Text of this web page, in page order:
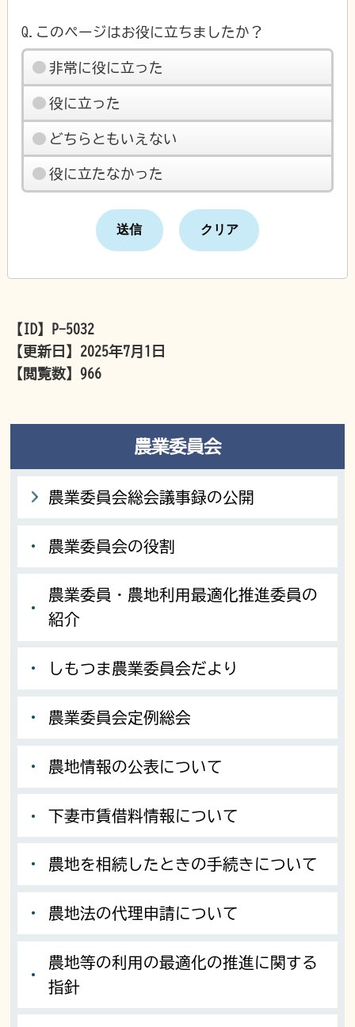
Q.このページはお役に立ちましたか？
非常に役に立った
役に立った
どちらともいえない
役に立たなかった
【ID】
P-5032
【更新日】 2025年7月1日
【閲覧数】966
農業委員会
農業委員会総会議事録の公開
農業委員会の役割
農業委員・農地利用最適化推進委員の
紹介
しもつま農業委員会だより
農業委員会定例総会
農地情報の公表について
下妻市賃借料情報について
農地を相続したときの手続きについて
農地法の代理申請について
農地等の利用の最適化の推進に関する
指針